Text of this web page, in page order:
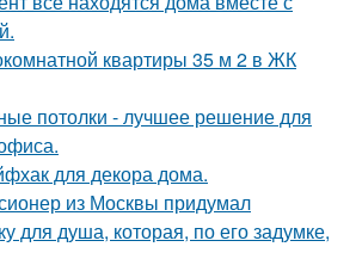
квартиры 35 м 2 в ЖК
потолки - лучшее решение для
для декора дома.
из Москвы придумал
для душа, которая, по его задумке,